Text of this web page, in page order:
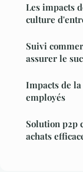
Les impacts
culture
Suivi
assurer le
Impacts de
employés
Solution p2p
achats